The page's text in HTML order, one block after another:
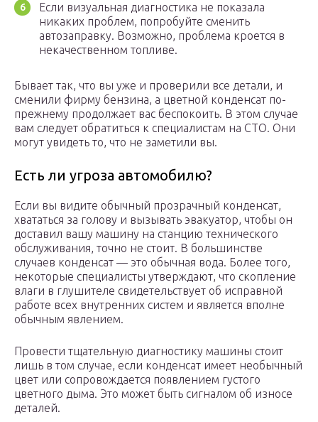
Если визуальная диагностика не показала
никаких проблем, попробуйте сменить
автозаправку. Возможно, проблема кроется в
некачественном топливе.
Бывает так, что вы уже и проверили все детали, и
сменили фирму бензина, а цветной конденсат по-
прежнему продолжает вас беспокоить. В этом случае
вам следует обратиться к специалистам на СТО. Они
могут увидеть то, что не заметили вы.
Есть ли угроза автомобилю?
Если вы видите обычный прозрачный конденсат,
хвататься за голову и вызывать эвакуатор, чтобы он
доставил вашу машину на станцию технического
обслуживания, точно не стоит. В большинстве
случаев конденсат — это обычная вода. Более того,
некоторые специалисты утверждают, что скопление
влаги в глушителе свидетельствует об исправной
работе всех внутренних систем и является вполне
обычным явлением.
Провести тщательную диагностику машины стоит
лишь в том случае, если конденсат имеет необычный
цвет или сопровождается появлением густого
цветного дыма. Это может быть сигналом об износе
деталей.